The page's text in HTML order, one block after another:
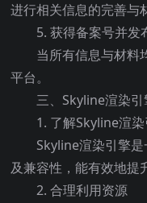
进行相关信息的完善与
5. 获得备案号并发
当所有信息与材料
平台。
三、Skyline渲染
1. 了解Skyline渲
Skyline渲染引擎
及兼容性，能有效地提
2. 合理利用资源